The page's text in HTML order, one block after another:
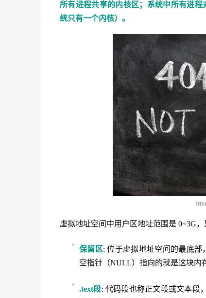
所有进程共享的内核区；系统中所有进
统只有一个内核）。
虚拟地址空间中用户区地址范围是 0~3G，
保留区: 位于虚拟地址空间的最底
空指针（NULL）指向的就是这块内
.text段: 代码段也称正文段或文本段